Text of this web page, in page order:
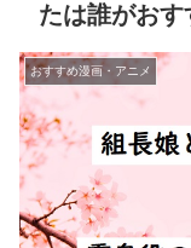
たは誰がおす
おすすめ漫画・アニメ